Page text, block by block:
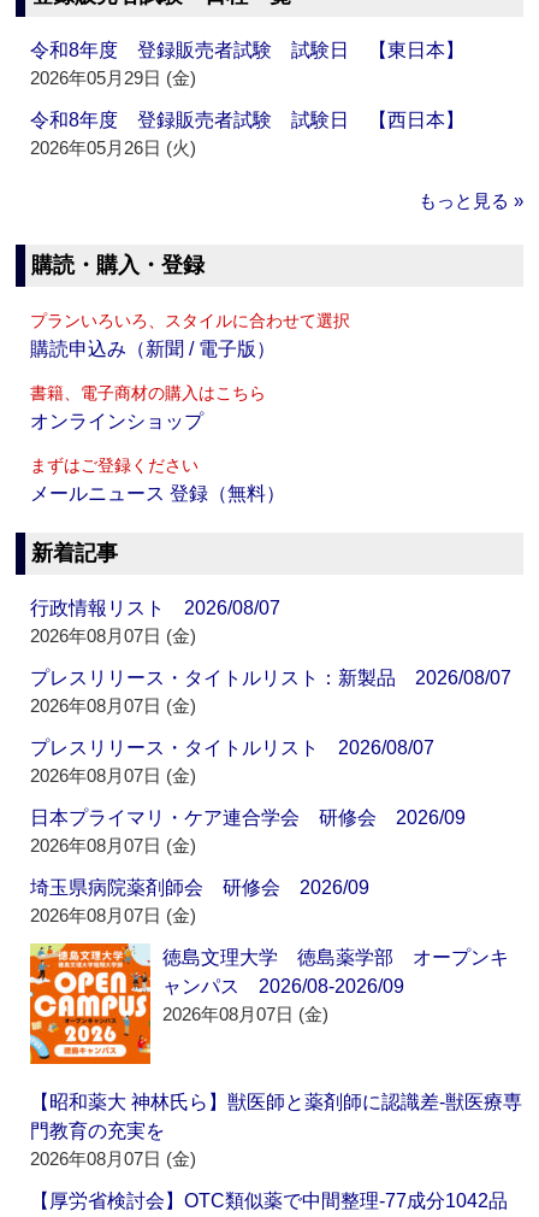
令和8年度 登録販売者試験 試験日 【東日本】
2026年05月29日 (金)
令和8年度 登録販売者試験 試験日 【西日本】
2026年05月26日 (火)
もっと見る »
購読・購入・登録
プランいろいろ、スタイルに合わせて選択
購読申込み（新聞 / 電子版）
書籍、電子商材の購入はこちら
オンラインショップ
まずはご登録ください
メールニュース 登録（無料）
新着記事
行政情報リスト 2026/08/07
2026年08月07日 (金)
プレスリリース・タイトルリスト：新製品 2026/08/07
2026年08月07日 (金)
プレスリリース・タイトルリスト 2026/08/07
2026年08月07日 (金)
日本プライマリ・ケア連合学会 研修会 2026/09
2026年08月07日 (金)
埼玉県病院薬剤師会 研修会 2026/09
2026年08月07日 (金)
徳島文理大学 徳島薬学部 オープンキ
ャンパス 2026/08-2026/09
2026年08月07日 (金)
【昭和薬大 神林氏ら】獣医師と薬剤師に認識差‐獣医療専
門教育の充実を
2026年08月07日 (金)
【厚労省検討会】OTC類似薬で中間整理‐77成分1042品